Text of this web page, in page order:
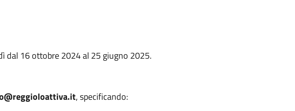
dal 16 ottobre 2024 al 25 giugno 2025.
, specificando: